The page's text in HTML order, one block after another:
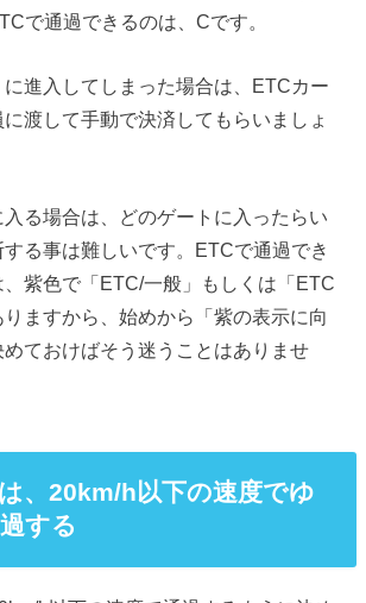
で通過できるのは、Cです。
進入してしまった場合は、ETCカー
に渡して手動で決済してもらいましょ
る場合は、どのゲートに入ったらい
る事は難しいです。ETCで通過でき
紫色で「ETC/一般」もしくは「ETC
ますから、始めから「紫の表示に向
ておけばそう迷うことはありませ
、20km/h以下の速度でゆ
する